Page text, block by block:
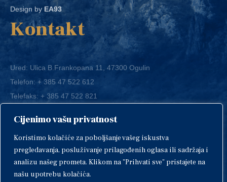
Cijenimo vašu privatnost
Koristimo kolačiće za poboljšanje vašeg iskustva
pregledavanja, posluživanje prilagođenih oglasa ili sadržaja i
analizu našeg prometa. Klikom na "Prihvati sve" pristajete na
našu upotrebu kolačića.
Kontakt
Ured: Ulica B.Frankopana 11, 47300 Ogulin
Telefon:+ 385 47 522 612
Telefaks:+ 385 47 522 821
E-mail:grad-ogulin@ogulin.hr
OIB: 58264108511
IBAN: HR1424020061829700009